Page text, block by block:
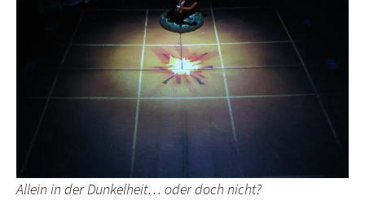
Allein in der Dunkelheit… oder doch nicht?